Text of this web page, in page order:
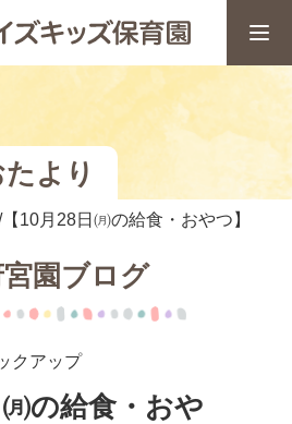
より
【10月28日㈪の給食・おやつ】
宮園ブログ
クアップ
㈪の給食・おや